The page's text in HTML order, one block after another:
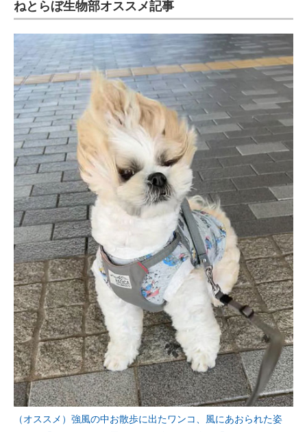
ねとらぼ生物部オススメ記事
（オススメ）強風の中お散歩に出たワンコ、風にあおられた姿